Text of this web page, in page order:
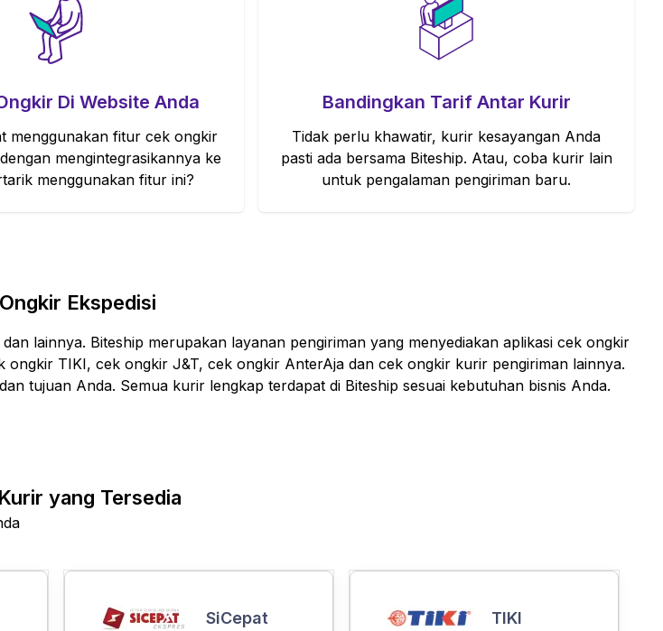
Di Website Anda
menggunakan fitur cek ongkir
mengintegrasikannya ke
menggunakan fitur ini?
Bandingkan Tarif Antar Kurir
Tidak perlu khawatir, kurir kesayangan Anda
pasti ada bersama Biteship. Atau, coba kurir lain
untuk pengalaman pengiriman baru.
Ekspedisi
lainnya. Biteship merupakan layanan pengiriman yang menyediakan aplikasi cek ongkir
TIKI, cek ongkir J&T, cek ongkir AnterAja dan cek ongkir kurir pengiriman lainnya.
tujuan Anda. Semua kurir lengkap terdapat di Biteship sesuai kebutuhan bisnis Anda.
yang Tersedia
SiCepat TIKI